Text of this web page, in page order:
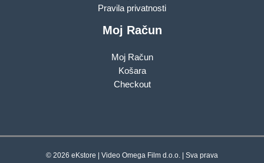
Pravila privatnosti
Moj Račun
Moj Račun
Košara
Checkout
© 2026 eKstore | Video Omega Film d.o.o. | Sva prava